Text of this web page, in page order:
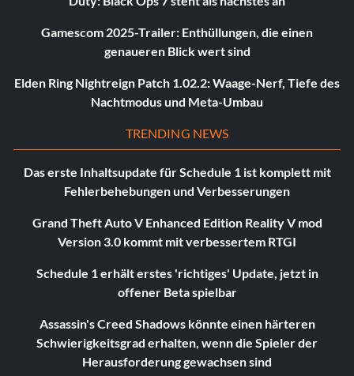
Gamescom 2025-Trailer: Enthüllungen, die einen
genaueren Blick wert sind
Elden Ring Nightreign Patch 1.02.2: Waage-Nerf, Tiefe des
Nachtmodus und Meta-Umbau
TRENDING NEWS
Das erste Inhaltsupdate für Schedule 1 ist komplett mit
Fehlerbehebungen und Verbesserungen
Grand Theft Auto V Enhanced Edition Reality V mod
Version 3.0 kommt mit verbessertem RTGI
Schedule 1 erhält erstes 'richtiges' Update, jetzt in
offener Beta spielbar
Assassin's Creed Shadows könnte einen härteren
Schwierigkeitsgrad erhalten, wenn die Spieler der
Herausforderung gewachsen sind